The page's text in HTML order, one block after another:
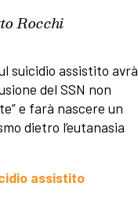
Rocchi
suicidio assistito avrà
del SSN non
e farà nascere un
dietro l’eutanasia
assistito